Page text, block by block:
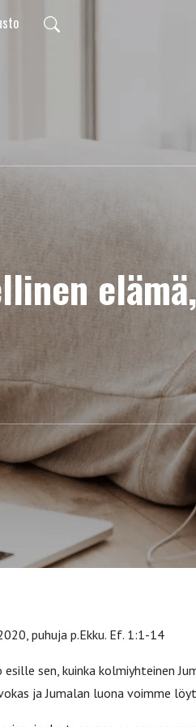
puhuja p.Ekku. Ef. 1:1-14
sen, kuinka kolmiyhteinen
ja Jumalan luona voimme